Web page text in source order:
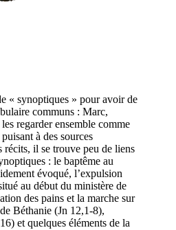
« synoptiques » pour avoir de
communs : Marc,
regarder ensemble comme
à des sources
il se trouve peu de liens
: le baptême au
évoqué, l’expulsion
au début du ministère de
des pains et la marche sur
Béthanie (Jn 12,1-8),
et quelques éléments de la